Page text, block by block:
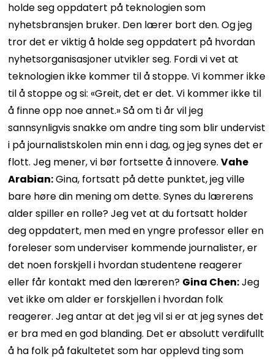
holde seg oppdatert på teknologien som
nyhetsbransjen bruker. Den lærer bort den. Og jeg
tror det er viktig å holde seg oppdatert på hvordan
nyhetsorganisasjoner utvikler seg. Fordi vi vet at
teknologien ikke kommer til å stoppe. Vi kommer ikke
til å stoppe og si: «Greit, det er det. Vi kommer ikke til
å finne opp noe annet.» Så om ti år vil jeg
sannsynligvis snakke om andre ting som blir undervist
i på journalistskolen min enn i dag, og jeg synes det er
flott. Jeg mener, vi bør fortsette å innovere.Vahe
Arabian:Gina, fortsatt på dette punktet, jeg ville
bare høre din mening om dette. Synes du lærerens
alder spiller en rolle? Jeg vet at du fortsatt holder
deg oppdatert, men med en yngre professor eller en
foreleser som underviser kommende journalister, er
det noen forskjell i hvordan studentene reagerer
eller får kontakt med den læreren? Gina Chen:Jeg
vet ikke om alder er forskjellen i hvordan folk
reagerer. Jeg antar at det jeg vil si er at jeg synes det
er bra med en god blanding. Det er absolutt verdifullt
å ha folk på fakultetet som har opplevd ting som